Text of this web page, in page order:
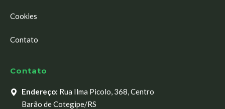
Cookies
Contato
Contato
Endereço: Rua Ilma Picolo, 368, Centro
Barão de Cotegipe/RS